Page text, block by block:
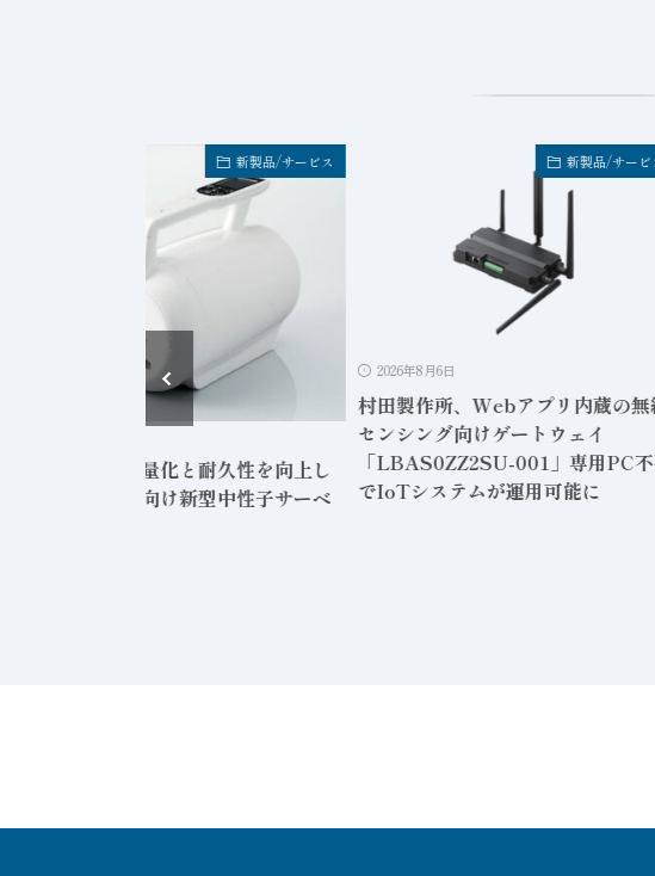
新製品/サービス
電機、軽量化と耐久性を向上し
ローバル向け新型中性子サーベ
新製品/サービス
2026年8月6日
村田製作所、Webアプリ内蔵の無線
センシング向けゲートウェイ
「LBAS0ZZ2SU-001」専用PC不要
でIoTシステムが運用可能に